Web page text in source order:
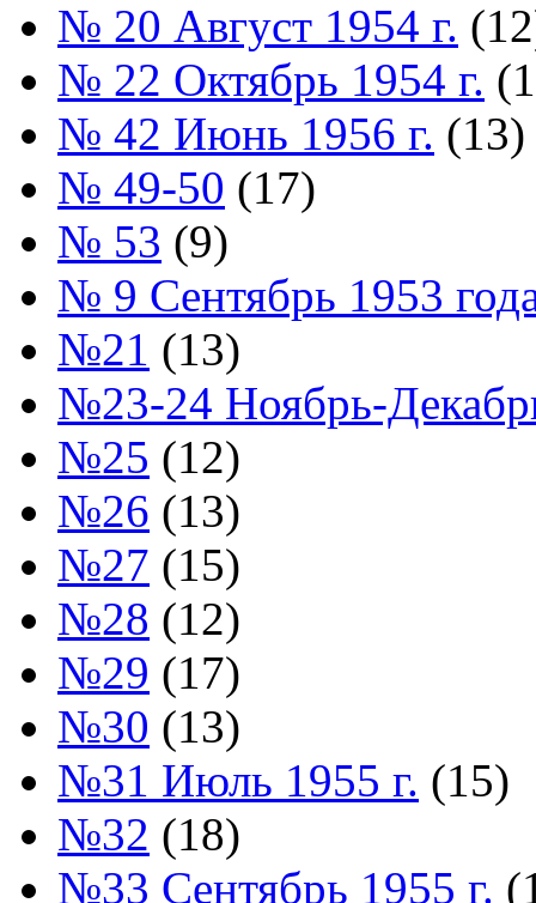
№ 20 Август 1954 г.
№ 22 Октябрь 1954 г.
№ 42 Июнь 1956 г. (13)
№ 49-50 (17)
№ 53 (9)
№ 9 Сентябрь 1953
№21 (13)
№23-24 Ноябрь-
№25 (12)
№26 (13)
№27 (15)
№28 (12)
№29 (17)
№30 (13)
№31 Июль 1955 г. (15)
№32 (18)
№33 Сентябрь 1955 г.